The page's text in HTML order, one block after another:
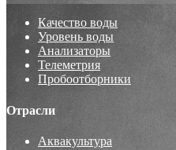
Качество воды
Уровень воды
Анализаторы
Телеметрия
Пробоотборники
Отрасли
Аквакультура